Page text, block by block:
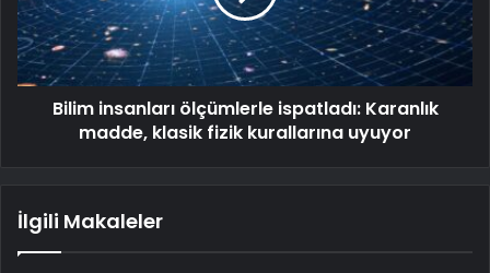
Bilim insanları ölçümlerle ispatladı: Karanlık
madde, klasik fizik kurallarına uyuyor
İlgili Makaleler